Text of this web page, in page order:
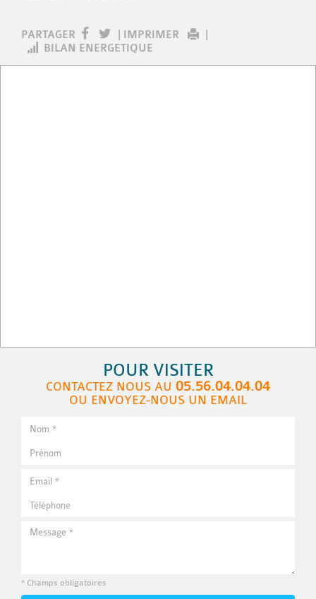
PARTAGER IMPRIMER
BILAN ENERGETIQUE
POUR VISITER
CONTACTEZ NOUS AU 05.56.04.04.04
OU ENVOYEZ-NOUS UN EMAIL
* Champs obligatoires